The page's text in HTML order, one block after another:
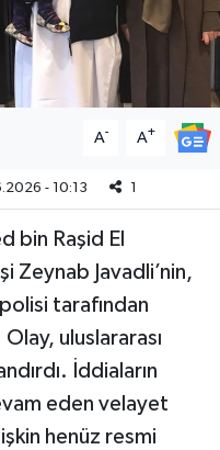
A- A+
- 10:13 1
bin Raşid El
Zeynab Javadli’nin,
tarafından
uluslararası
İddiaların
eden velayet
henüz resmi